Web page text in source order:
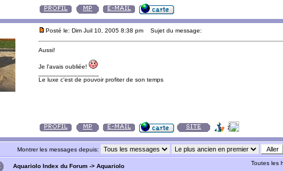
Posté le: Dim Juil 10, 2005 8:38 pm Sujet du message:
Aussi!
Je l'avais oubliée!
Le luxe c'est de pouvoir profiter de son temps
Montrer les messages depuis:
Aquariolo Index du Forum -> Aquariolo
Toutes les